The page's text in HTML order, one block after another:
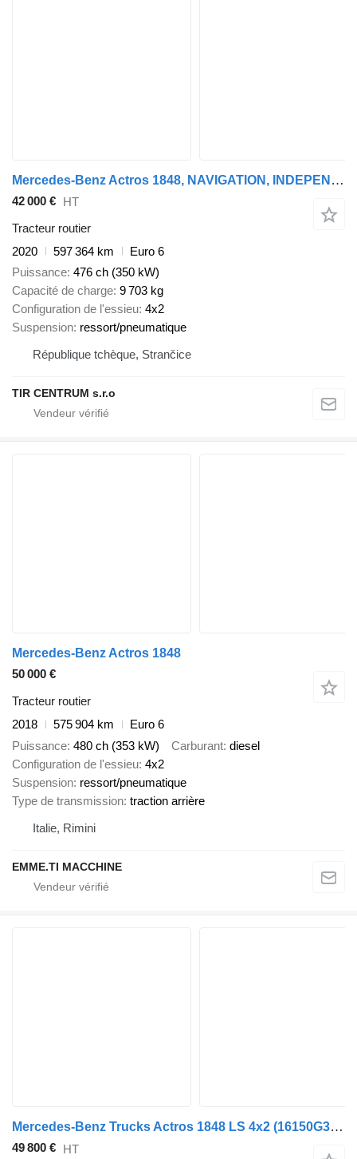
Mercedes-Benz Actros 1848, NAVIGATION, INDEPENDENT AIR CONDITIONING
42 000 € HT
Tracteur routier
2020
597 364 km
Euro 6
Puissance 476 ch (350 kW)
Capacité de charge 9 703 kg
Configuration de l'essieu 4x2
Suspension ressort/pneumatique
République tchèque, Strančice
TIR CENTRUM s.r.o
Mercedes-Benz Actros 1848
50 000 €
Tracteur routier
2018
575 904 km
Euro 6
Puissance 480 ch (353 kW) Carburant diesel
Configuration de l'essieu 4x2
Suspension ressort/pneumatique
Type de transmission traction arrière
Italie, Rimini
EMME.TI MACCHINE
Mercedes-Benz Trucks Actros 1848 LS 4x2 (16150G3031)
49 800 € HT